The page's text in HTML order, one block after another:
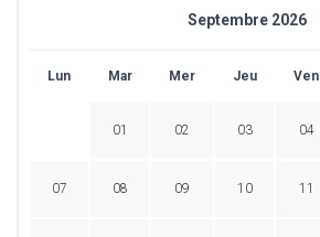
Septembre 2026
Lun Mar Mer Jeu Ven
01 02 03 04
07 08 09 10 11